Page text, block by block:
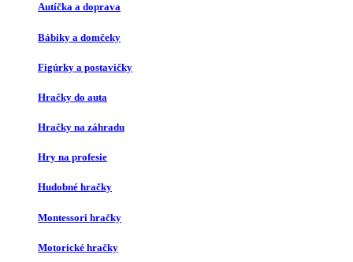
Autíčka a doprava
Bábiky a domčeky
Figúrky a postavičky
Hračky do auta
Hračky na záhradu
Hry na profesie
Hudobné hračky
Montessori hračky
Motorické hračky